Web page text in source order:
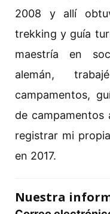
2008 y allí
trekking y guía
maestría en
alemán,
campamentos,
de campamentos
registrar mi
en 2017.
Nuestra